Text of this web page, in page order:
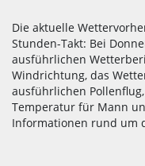
Die aktuelle
Stunden-Takt: Bei
ausführlichen
Windrichtung, das
ausführlichen
Temperatur für Mann
Informationen rund um